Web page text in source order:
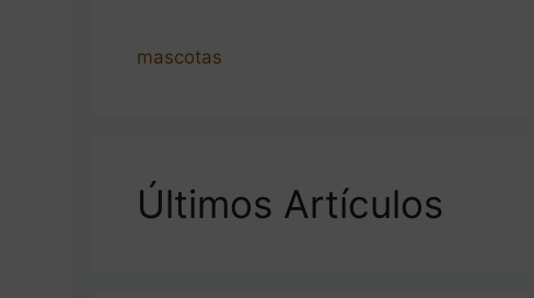
mascotas
Últimos Artículos